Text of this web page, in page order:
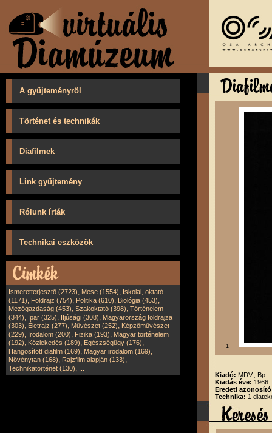
A gyűjteményről
Történet és technikák
Diafilmek
Link gyűjtemény
Rólunk írták
Technikai eszközök
Ismeretterjesztő (2723), Mese (1554), Iskolai, oktató
(1171), Földrajz (754), Politika (610), Biológia (453),
Mezőgazdaság (453), Szakoktató (398), Történelem
(344), Ipar (325), Ifjúsági (308), Magyarország földrajza
(303), Életrajz (277), Művészet (252), Képzőművészet
(229), Irodalom (200), Fizika (193), Magyar történelem
(192), Közlekedés (189), Egészségügy (176),
Hangosított diafilm (169), Magyar irodalom (169),
Növénytan (168), Rajzfilm alapján (133),
Technikatörténet (130),
1
Kiadó: MDV., Bp.
Kiadás éve: 1966
Eredeti
Technika: 1